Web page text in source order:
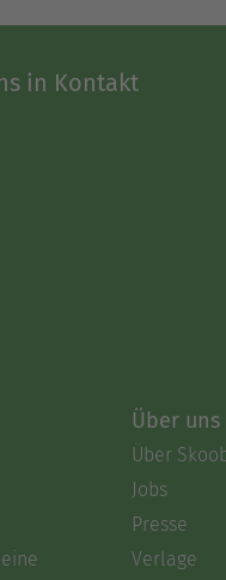
in Kontakt
Über uns
Über
Jobs
Presse
Verlage